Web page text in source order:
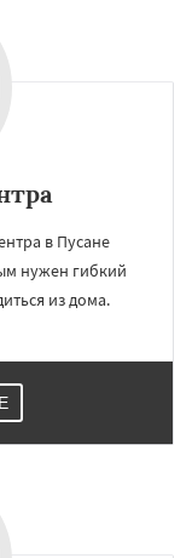
в Пусане
нужен гибкий
из дома.